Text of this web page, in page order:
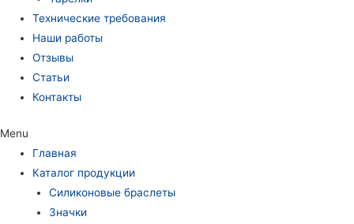
Технические требования
Наши работы
Отзывы
Статьи
Контакты
Menu
Главная
Каталог продукции
Силиконовые браслеты
Значки